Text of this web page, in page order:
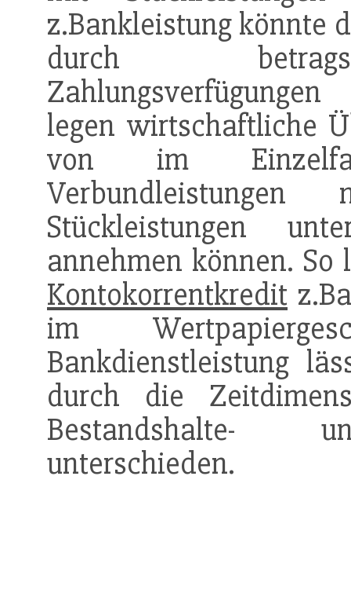
z.Bankleistung könnte
durch
legen wirtschaftliche
von im
Stückleistungen
annehmen können.
Kontokorrentkredit
im
Bankdienstleistung
durch die
unterschieden.